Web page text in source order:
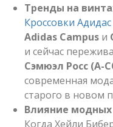
Тренды на
Кроссовки Адидас
Adidas Campus и
и сейчас
Сэмюэл Росс (A-
современная
старого в новом
Влияние
Когда Хейли